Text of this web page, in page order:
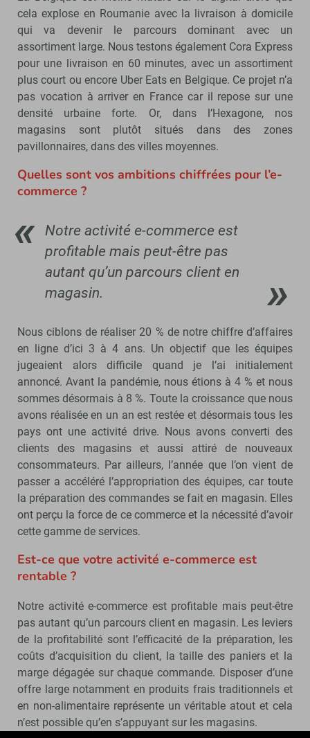
cela explose en Roumanie avec la livraison à domicile
qui va devenir le parcours dominant avec un
assortiment large. Nous testons également Cora Express
pour une livraison en 60 minutes, avec un assortiment
plus court ou encore Uber Eats en Belgique. Ce projet n’a
pas vocation à arriver en France car il repose sur une
densité urbaine forte. Or, dans l’Hexagone, nos
magasins sont plutôt situés dans des zones
pavillonnaires, dans des villes moyennes.
Quelles sont vos ambitions chiffrées pour l’e-
commerce ?
Notre activité e-commerce est
profitable mais peut-être pas
autant qu’un parcours client en
magasin.
Nous ciblons de réaliser 20 % de notre chiffre d’affaires
en ligne d’ici 3 à 4 ans. Un objectif que les équipes
jugeaient alors difficile quand je l’ai initialement
annoncé. Avant la pandémie, nous étions à 4 % et nous
sommes désormais à 8 %. Toute la croissance que nous
avons réalisée en un an est restée et désormais tous les
pays ont une activité drive. Nous avons converti des
clients des magasins et aussi attiré de nouveaux
consommateurs. Par ailleurs, l’année que l’on vient de
passer a accéléré l’appropriation des équipes, car toute
la préparation des commandes se fait en magasin. Elles
ont perçu la force de ce commerce et la nécessité d’avoir
cette gamme de services.
Est-ce que votre activité e-commerce est
rentable ?
Notre activité e-commerce est profitable mais peut-être
pas autant qu’un parcours client en magasin. Les leviers
de la profitabilité sont l’efficacité de la préparation, les
coûts d’acquisition du client, la taille des paniers et la
marge dégagée sur chaque commande. Disposer d’une
offre large notamment en produits frais traditionnels et
en non-alimentaire représente un véritable atout et cela
n’est possible qu’en s’appuyant sur les magasins.